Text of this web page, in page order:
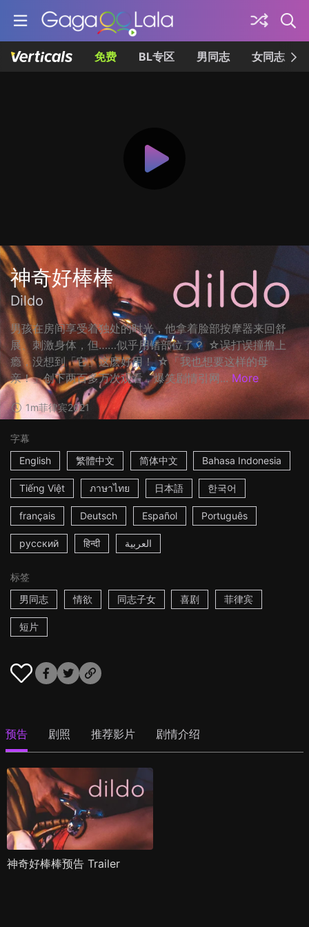
免费 BL专区 男同志 女同志
神奇好棒棒
Dildo
男孩在房间享受着独处的时光，他拿着脸部按摩器来回舒
展、刺激身体，但……似乎用错部位了？ ☆误打误撞撸上
瘾，没想到「它」这麽好用！ ☆「我也想要这样的母
亲！」创下两百多万次观看，爆笑剧情引网... More
1m菲律宾2021
字幕
English
繁體中文 简体中文 Bahasa Indonesia
Tiếng Việt ภาษาไทย 日本語 한국어
français Deutsch Español Português
русский हिन्दी العربية
标签
男同志
情欲 同志子女 喜剧 菲律宾
短片
预告 剧照 推荐影片 剧情介绍
神奇好棒棒预告 Trailer